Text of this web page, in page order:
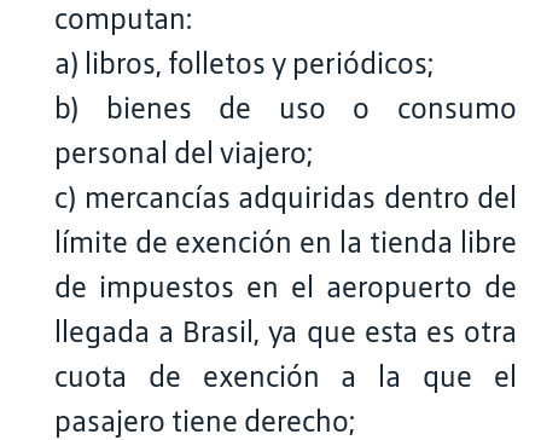
computan:
a) libros, folletos y periódicos;
b) bienes de uso o consumo
personal del viajero;
c) mercancías adquiridas dentro del
límite de exención en la tienda libre
de impuestos en el aeropuerto de
llegada a Brasil, ya que esta es otra
cuota de exención a la que el
pasajero tiene derecho;